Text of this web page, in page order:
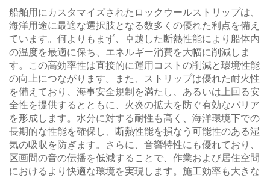
船舶用にカスタマイズされたロックウールストリップは、
海洋用途に最適な選択肢となる数多くの優れた利点を備え
ています。何よりもまず、卓越した断熱性能により船体内
の温度を最適に保ち、エネルギー消費を大幅に削減しま
す。この高効率性は直接的に運用コストの削減と環境性能
の向上につながります。また、ストリップは優れた耐火性
を備えており、海事安全規制を満たし、あるいは上回る安
全性を提供するとともに、火炎の拡大を防ぐ有効なバリア
を形成します。水分に対する耐性も高く、海洋環境下での
長期的な性能を確保し、断熱性能を損なう可能性のある湿
気の吸収を防ぎます。さらに、音響特性にも優れており、
区画間の音の伝播を低減することで、作業および居住空間
におけるより快適な環境を実現します。施工効率も大きな